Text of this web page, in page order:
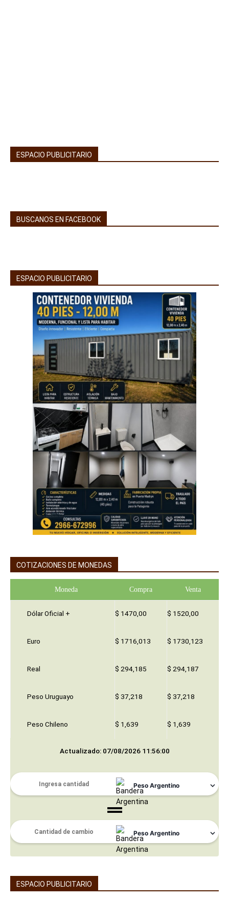
ESPACIO PUBLICITARIO
BUSCANOS EN FACEBOOK
ESPACIO PUBLICITARIO
COTIZACIONES DE MONEDAS
Moneda Compra Venta
Dólar Oficial + $ 1470,00 $ 1520,00
Euro $ 1716,013 $ 1730,123
Real $ 294,185 $ 294,187
Peso Uruguayo $ 37,218 $ 37,218
Peso Chileno $ 1,639 $ 1,639
Actualizado: 07/08/2026 11:56:00
ESPACIO PUBLICITARIO